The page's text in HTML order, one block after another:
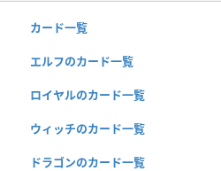
カード一覧
エルフのカード一覧
ロイヤルのカード一覧
ウィッチのカード一覧
ドラゴンのカード一覧